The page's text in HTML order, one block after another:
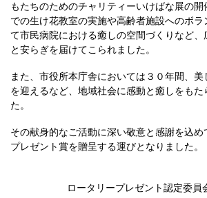
もたちのためのチャリティーいけばな展の
での生け花教室の実施や高齢者施設へのボラ
て市民病院における癒しの空間づくりなど
と安らぎを届けてこられました。
また、市役所本庁舎においては３０年間、
を迎えるなど、地域社会に感動と癒しをもた
た。
その献身的なご活動に深い敬意と感謝を込め
プレゼント賞を贈呈する運びとなりました。
ロータリープレゼント認定委